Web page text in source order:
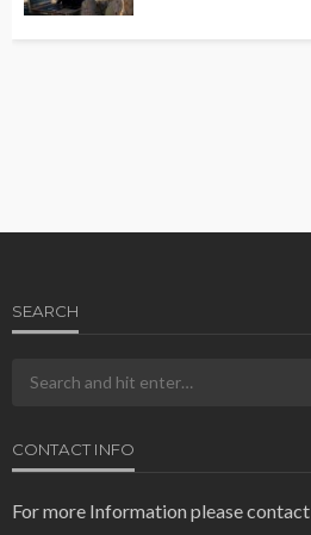
SEARCH
CONTACT INFO
For more Information please contact